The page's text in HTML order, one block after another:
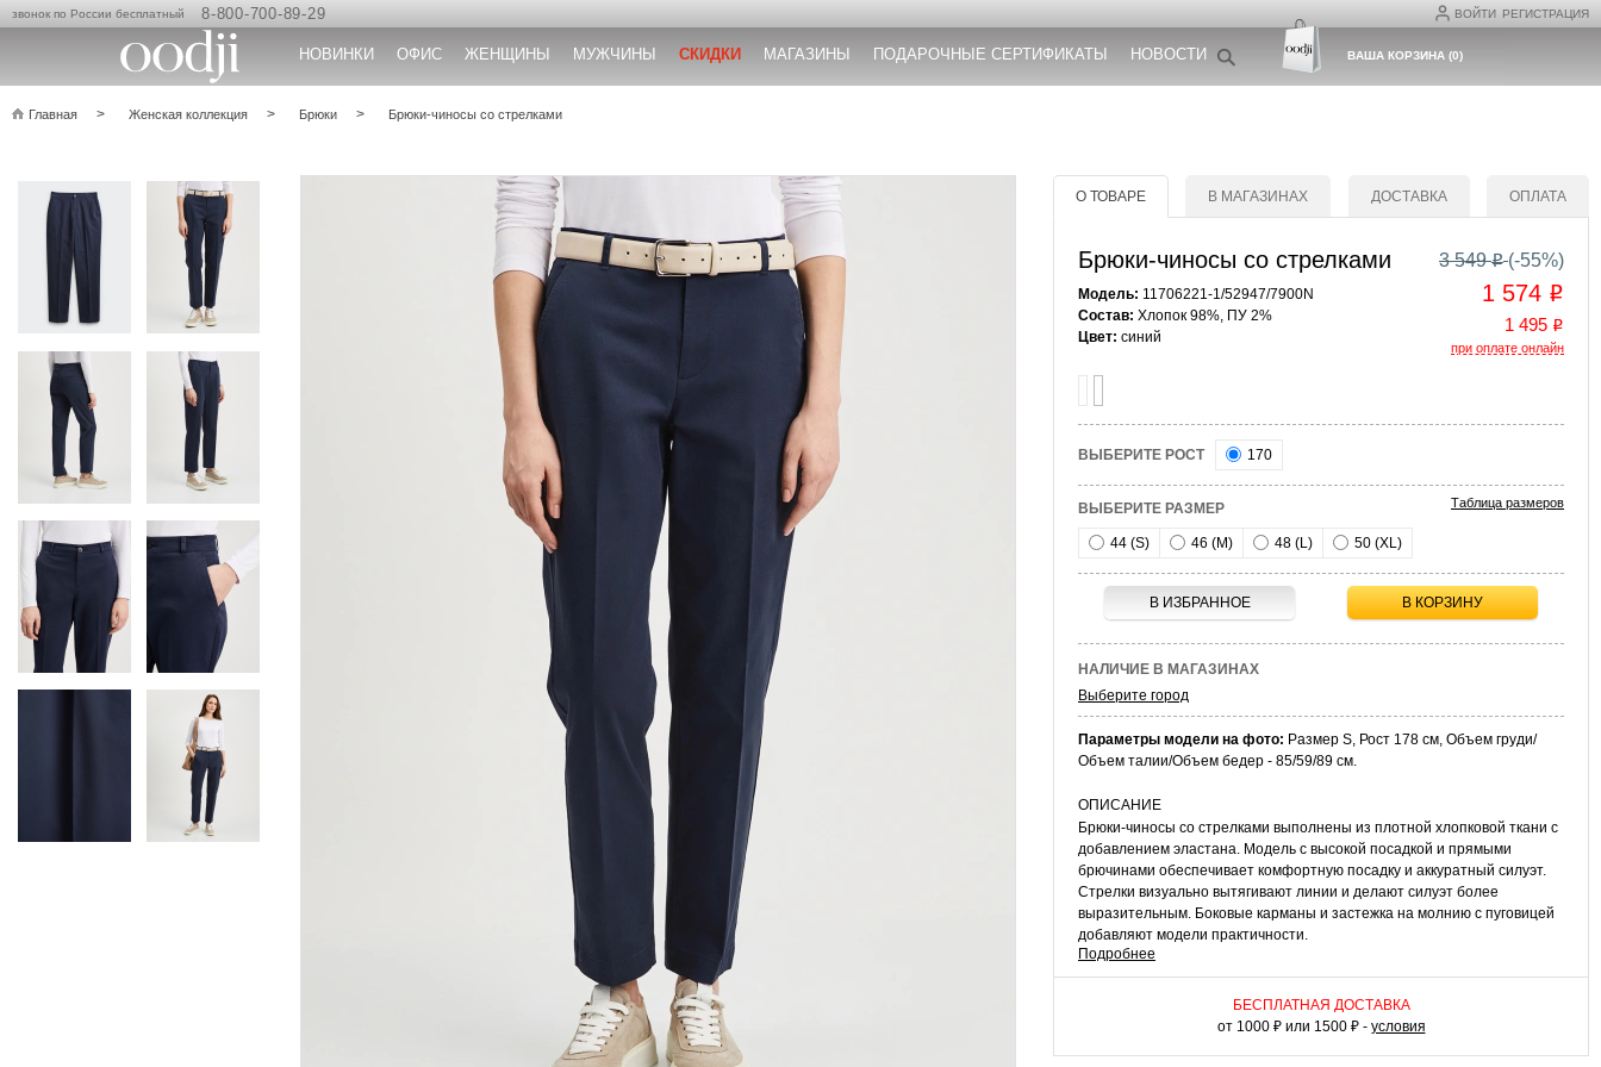
ВОЙТИ РЕГИСТРАЦИЯ
звонок по России бесплатный 8-800-700-89-29
НОВИНКИ ОФИС ЖЕНЩИНЫ МУЖЧИНЫ СКИДКИ МАГАЗИНЫ ПОДАРОЧНЫЕ СЕРТИФИКАТЫ НОВОСТИ ВАША КОРЗИНА(0)
Главная Женская коллекция Брюки Брюки-чиносы со стрелками
О ТОВАРЕ В МАГАЗИНАХ ДОСТАВКА ОПЛАТА
Брюки-чиносы со стрелками
Модель: 11706221-1/52947/7900N
Состав: Хлопок 98%, ПУ 2%
Цвет: синий
3 549o (-55%)
1 574 o
1 495 o
при оплате онлайн
ВЫБЕРИТЕ РОСТ 170
ВЫБЕРИТЕ РАЗМЕР Таблица размеров
44 (S) 46 (M) 48 (L) 50 (XL)
В ИЗБРАННОЕ В КОРЗИНУ
НАЛИЧИЕ В МАГАЗИНАХ
Выберите город
Параметры модели на фото: Размер S, Рост 178 см, Объем груди/
Объем талии/Объем бедер - 85/59/89 см.
ОПИСАНИЕ
Брюки-чиносы со стрелками выполнены из плотной хлопковой ткани с
добавлением эластана. Модель с высокой посадкой и прямыми
брючинами обеспечивает комфортную посадку и аккуратный силуэт.
Стрелки визуально вытягивают линии и делают силуэт более
выразительным. Боковые карманы и застежка на молнию с пуговицей
добавляют модели практичности.
КАК НОСИТЬ
Брюки-чиносы можно сочетать с рубашками, футболками или легкими
блузками. Они подойдут для повседневных и офисных образов.
Подробнее
БЕСПЛАТНАЯ ДОСТАВКА
от 1000 ₽ или 1500 ₽ - условия